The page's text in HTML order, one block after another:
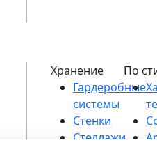
Гардеробные
системы
Стенки
Стеллажи